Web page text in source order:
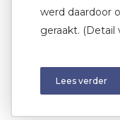
werd daardoor
geraakt. (Detail
Lees verder